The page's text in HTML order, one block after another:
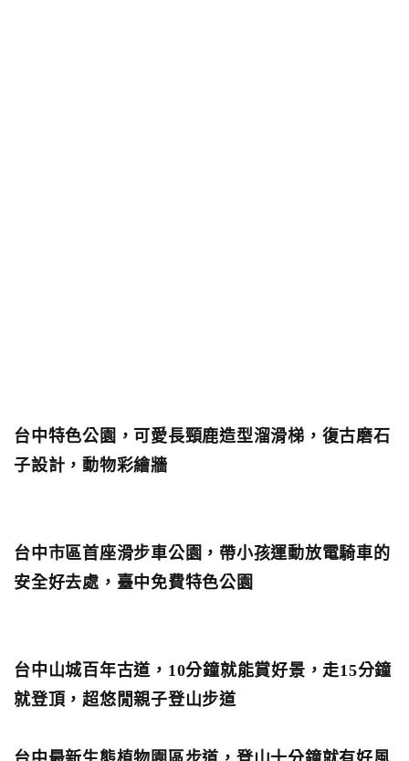
台中特色公園，可愛長頸鹿造型溜滑梯，復古磨石
子設計，動物彩繪牆
台中市區首座滑步車公園，帶小孩運動放電騎車的
安全好去處，臺中免費特色公園
台中山城百年古道，10分鐘就能賞好景，走15分鐘
就登頂，超悠閒親子登山步道